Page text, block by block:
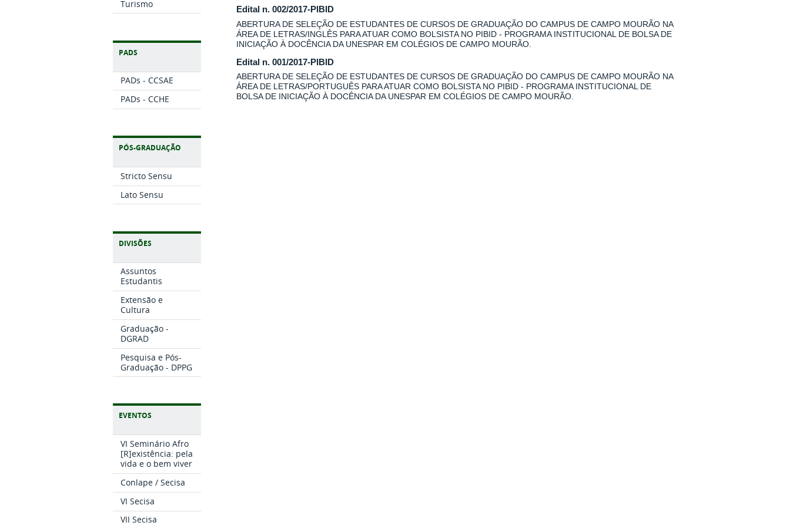
Turismo
PADS
PADs - CCSAE
PADs - CCHE
PÓS-GRADUAÇÃO
Stricto Sensu
Lato Sensu
DIVISÕES
Assuntos
Estudantis
Extensão e
Cultura
Graduação -
DGRAD
Pesquisa e Pós-
Graduação - DPPG
EVENTOS
VI Seminário Afro
[R]existência: pela
vida e o bem viver
Conlape / Secisa
VI Secisa
VII Secisa
Edital n. 002/2017-PIBID
ABERTURA DE SELEÇÃO DE ESTUDANTES DE CURSOS DE GRADUAÇÃO DO CAMPUS DE CAMPO MOURÃO NA
ÁREA DE LETRAS/INGLÊS PARA ATUAR COMO BOLSISTA NO PIBID - PROGRAMA INSTITUCIONAL DE BOLSA DE
INICIAÇÃO À DOCÊNCIA DA UNESPAR EM COLÉGIOS DE CAMPO MOURÃO.
Edital n. 001/2017-PIBID
ABERTURA DE SELEÇÃO DE ESTUDANTES DE CURSOS DE GRADUAÇÃO DO CAMPUS DE CAMPO MOURÃO NA
ÁREA DE LETRAS/PORTUGUÊS PARA ATUAR COMO BOLSISTA NO PIBID - PROGRAMA INSTITUCIONAL DE
BOLSA DE INICIAÇÃO À DOCÊNCIA DA UNESPAR EM COLÉGIOS DE CAMPO MOURÃO.